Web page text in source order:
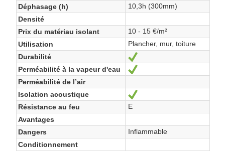
Déphasage (h)
10,3h (300mm)
Densité
Prix du matériau isolant
10 - 15 €/m²
Utilisation
Plancher, mur, toiture
Durabilité
Perméabilité à la vapeur d'eau
Perméabilité de l’air
Isolation acoustique
Résistance au feu
E
Avantages
Dangers
Inflammable
Conditionnement